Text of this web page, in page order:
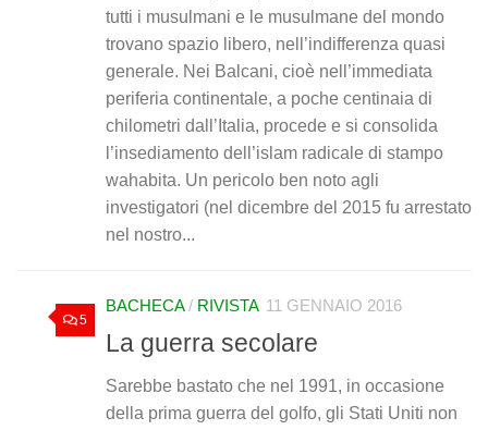
tutti i musulmani e le musulmane del mondo
trovano spazio libero, nell’indifferenza quasi
generale. Nei Balcani, cioè nell’immediata
periferia continentale, a poche centinaia di
chilometri dall’Italia, procede e si consolida
l’insediamento dell’islam radicale di stampo
wahabita. Un pericolo ben noto agli
investigatori (nel dicembre del 2015 fu arrestato
nel nostro...
5
BACHECA/ RIVISTA 11 GENNAIO 2016
La guerra secolare
Sarebbe bastato che nel 1991, in occasione
della prima guerra del golfo, gli Stati Uniti non